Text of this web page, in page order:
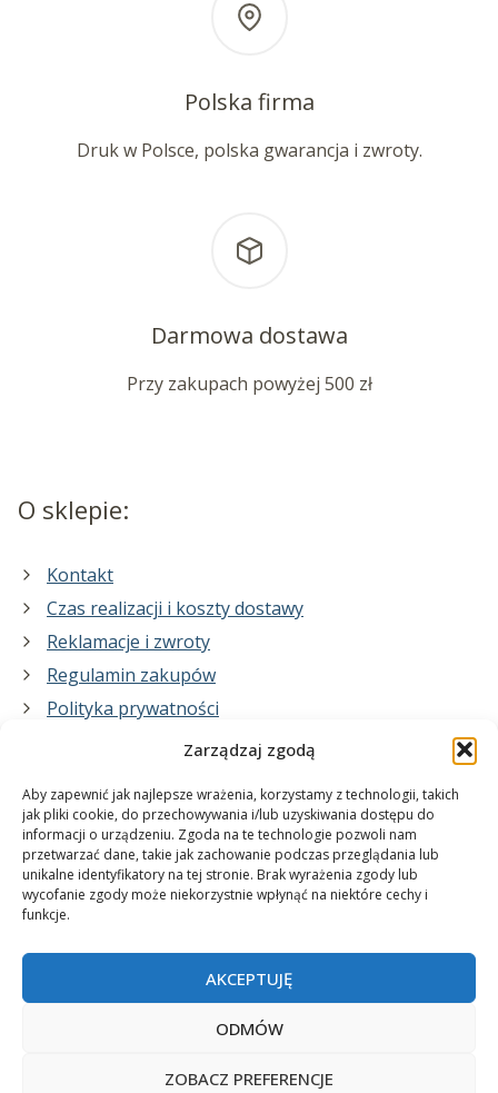
Zarządzaj zgodą
Aby zapewnić jak najlepsze wrażenia, korzystamy z technologii, takich
jak pliki cookie, do przechowywania i/lub uzyskiwania dostępu do
informacji o urządzeniu. Zgoda na te technologie pozwoli nam
przetwarzać dane, takie jak zachowanie podczas przeglądania lub
unikalne identyfikatory na tej stronie. Brak wyrażenia zgody lub
wycofanie zgody może niekorzystnie wpłynąć na niektóre cechy i
funkcje.
AKCEPTUJĘ
ODMÓW
ZOBACZ PREFERENCJE
Polska firma
Druk w Polsce, polska gwarancja i zwroty.
Darmowa dostawa
Przy zakupach powyżej 500 zł
O sklepie:
Kontakt
Czas realizacji i koszty dostawy
Reklamacje i zwroty
Regulamin zakupów
Polityka prywatności
Co zrobimy dla Ciebie:
projekty plakatów na zamówienie
wydrukuj swój plakat